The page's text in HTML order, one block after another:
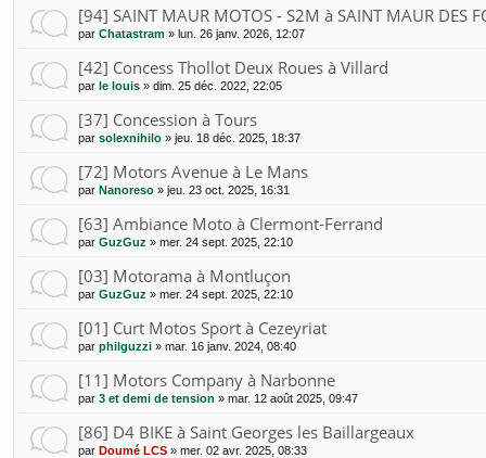
[94] SAINT MAUR MOTOS - S2M à SAINT MAUR DES
par Chatastram » lun. 26 janv. 2026, 12:07
[42] Concess Thollot Deux Roues à Villard
par le louis » dim. 25 déc. 2022, 22:05
[37] Concession à Tours
par solexnihilo » jeu. 18 déc. 2025, 18:37
[72] Motors Avenue à Le Mans
par Nanoreso » jeu. 23 oct. 2025, 16:31
[63] Ambiance Moto à Clermont-Ferrand
par GuzGuz » mer. 24 sept. 2025, 22:10
[03] Motorama à Montluçon
par GuzGuz » mer. 24 sept. 2025, 22:10
[01] Curt Motos Sport à Cezeyriat
par philguzzi » mar. 16 janv. 2024, 08:40
[11] Motors Company à Narbonne
par 3 et demi de tension » mar. 12 août 2025, 09:47
[86] D4 BIKE à Saint Georges les Baillargeaux
par Doumé LCS » mer. 02 avr. 2025, 08:33